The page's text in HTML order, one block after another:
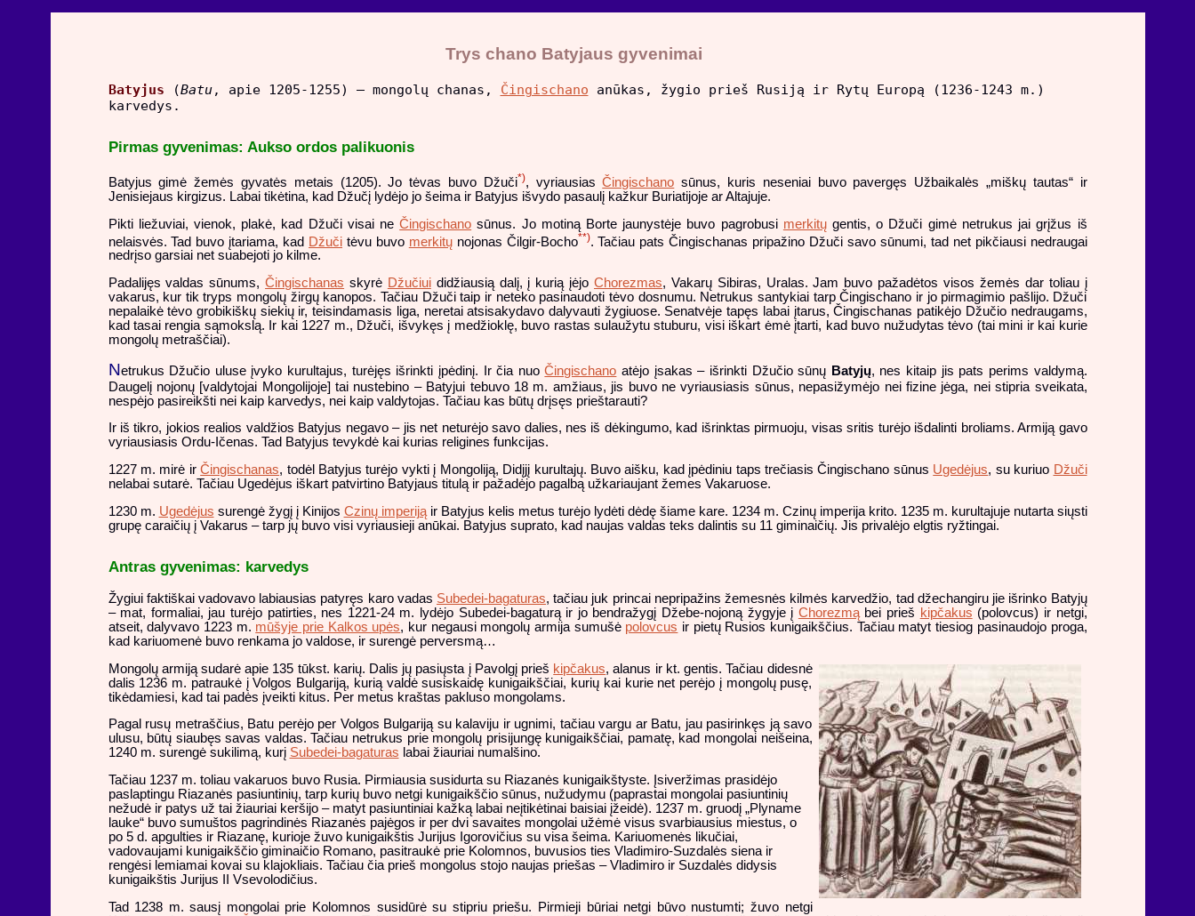
Trys chano Batyjaus gyvenimai
Batyjus (Batu, apie 1205-1255) – mongolų chanas, Čingischano anūkas, žygio prieš Rusiją ir Rytų Europą (1236-1243 m.)
karvedys.
Pirmas gyvenimas: Aukso ordos palikuonis
Batyjus gimė žemės gyvatės metais (1205). Jo tėvas buvo Džuči*), vyriausiasČingischano sūnus, kuris neseniai buvo pavergęs Užbaikalės „miškų tautas“ ir
Jenisiejaus kirgizus. Labai tikėtina, kad Džučį lydėjo jo šeima ir Batyjus išvydo pasaulį kažkur Buriatijoje ar Altajuje.
Pikti liežuviai, vienok, plakė, kad Džuči visai neČingischano sūnus. Jo motiną Borte jaunystėje buvo pagrobusi merkitųgentis, o Džuči gimė netrukus jai grįžus iš
nelaisvės. Tad buvo įtariama, kad Džuči tėvu buvo merkitųnojonas Čilgir-Bocho**). Tačiau pats Čingischanas pripažino Džuči savo sūnumi, tad net pikčiausi nedraugai
nedrįso garsiai net suabejoti jo kilme.
Padalijęs valdas sūnums,Čingischanas skyrė Džučiuididžiausią dalį, į kurią įėjoChorezmas, Vakarų Sibiras, Uralas. Jam buvo pažadėtos visos žemės dar toliau į
vakarus, kur tik tryps mongolų žirgų kanopos. Tačiau Džuči taip ir neteko pasinaudoti tėvo dosnumu. Netrukus santykiai tarp Čingischano ir jo pirmagimio pašlijo. Džuči
nepalaikė tėvo grobikiškų siekių ir, teisindamasis liga, neretai atsisakydavo dalyvauti žygiuose. Senatvėje tapęs labai įtarus, Čingischanas patikėjo Džučio nedraugams,
kad tasai rengia sąmokslą. Ir kai 1227 m., Džuči, išvykęs į medžioklę, buvo rastas sulaužytu stuburu, visi iškart ėmė įtarti, kad buvo nužudytas tėvo (tai mini ir kai kurie
mongolų metraščiai).
Netrukus Džučio uluse įvyko kurultajus, turėjęs išrinkti įpėdinį. Ir čia nuoČingischano atėjo įsakas – išrinkti Džučio sūnų Batyjų, nes kitaip jis pats perims valdymą.
Daugelį nojonų [valdytojai Mongolijoje] tai nustebino – Batyjui tebuvo 18 m. amžiaus, jis buvo ne vyriausiasis sūnus, nepasižymėjo nei fizine jėga, nei stipria sveikata,
nespėjo pasireikšti nei kaip karvedys, nei kaip valdytojas. Tačiau kas būtų drįsęs prieštarauti?
Ir iš tikro, jokios realios valdžios Batyjus negavo – jis net neturėjo savo dalies, nes iš dėkingumo, kad išrinktas pirmuoju, visas sritis turėjo išdalinti broliams. Armiją gavo
vyriausiasis Ordu-Ičenas. Tad Batyjus tevykdė kai kurias religines funkcijas.
1227 m. mirė irČingischanas, todėl Batyjus turėjo vykti į Mongoliją, Didįjį kurultajų. Buvo aišku, kad įpėdiniu taps trečiasis Čingischano sūnus Ugedėjus, su kuriuo Džuči
nelabai sutarė. Tačiau Ugedėjus iškart patvirtino Batyjaus titulą ir pažadėjo pagalbą užkariaujant žemes Vakaruose.
1230 m. Ugedėjus surengė žygį į Kinijos Czinų imperijąir Batyjus kelis metus turėjo lydėti dėdę šiame kare. 1234 m. Czinų imperija krito. 1235 m. kurultajuje nutarta siųsti
grupę caraičių į Vakarus – tarp jų buvo visi vyriausieji anūkai. Batyjus suprato, kad naujas valdas teks dalintis su 11 giminaičių. Jis privalėjo elgtis ryžtingai.
Antras gyvenimas: karvedys
Žygiui faktiškai vadovavo labiausias patyręs karo vadas Subedei-bagaturas, tačiau juk princai nepripažins žemesnės kilmės karvedžio, tad džechangiru jie išrinko Batyjų
– mat, formaliai, jau turėjo patirties, nes 1221-24 m. lydėjo Subedei-bagaturą ir jo bendražygį Džebe-nojoną žygyje į Chorezmąbei prieš kipčakus (polovcus) ir netgi,
atseit, dalyvavo 1223 m. mūšyje prie Kalkos upės, kur negausi mongolų armija sumušė polovcus ir pietų Rusios kunigaikščius. Tačiau matyt tiesiog pasinaudojo proga,
kad kariuomenė buvo renkama jo valdose, ir surengė perversmą…
Mongolų armiją sudarė apie 135 tūkst. karių. Dalis jų pasiųsta į Pavolgį prieš kipčakus, alanus ir kt. gentis. Tačiau didesnė
dalis 1236 m. patraukė į Volgos Bulgariją, kurią valdė susiskaidę kunigaikščiai, kurių kai kurie net perėjo į mongolų pusę,
tikėdamiesi, kad tai padės įveikti kitus. Per metus kraštas pakluso mongolams.
Pagal rusų metraščius, Batu perėjo per Volgos Bulgariją su kalaviju ir ugnimi, tačiau vargu ar Batu, jau pasirinkęs ją savo
ulusu, būtų siaubęs savas valdas. Tačiau netrukus prie mongolų prisijungę kunigaikščiai, pamatę, kad mongolai neišeina,
1240 m. surengė sukilimą, kurį Subedei-bagaturas labai žiauriai numalšino.
Tačiau 1237 m. toliau vakaruos buvo Rusia. Pirmiausia susidurta su Riazanės kunigaikštyste. Įsiveržimas prasidėjo
paslaptingu Riazanės pasiuntinių, tarp kurių buvo netgi kunigaikščio sūnus, nužudymu (paprastai mongolai pasiuntinių
nežudė ir patys už tai žiauriai keršijo – matyt pasiuntiniai kažką labai neįtikėtinai baisiai įžeidė). 1237 m. gruodį „Plyname
lauke“ buvo sumuštos pagrindinės Riazanės pajėgos ir per dvi savaites mongolai užėmė visus svarbiausius miestus, o
po 5 d. apgulties ir Riazanę, kurioje žuvo kunigaikštis Jurijus Igorovičius su visa šeima. Kariuomenės likučiai,
vadovaujami kunigaikščio giminaičio Romano, pasitraukė prie Kolomnos, buvusios ties Vladimiro-Suzdalės siena ir
rengėsi lemiamai kovai su klajokliais. Tačiau čia prieš mongolus stojo naujas priešas – Vladimiro ir Suzdalės didysis
kunigaikštis Jurijus II Vsevolodičius.
Tad 1238 m. sausį mongolai prie Kolomnos susidūrė su stipriu priešu. Pirmieji būriai netgi būvo nustumti; žuvo netgi